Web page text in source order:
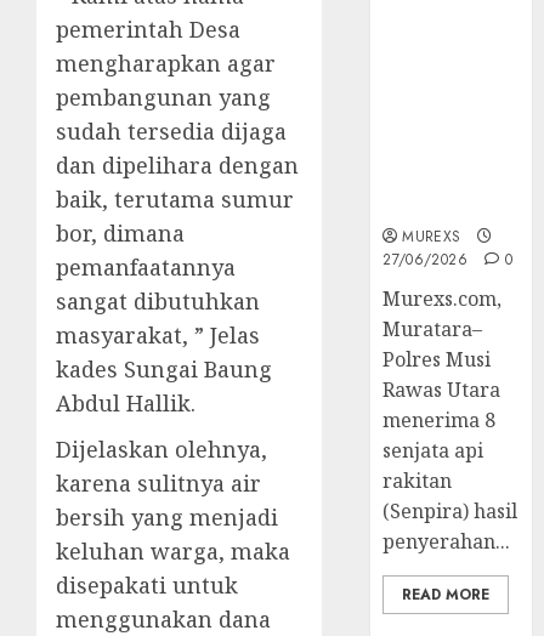
pemerintah Desa
mengharapkan agar
pembangunan yang
sudah tersedia dijaga
dan dipelihara dengan
baik, terutama sumur
bor, dimana
pemanfaatannya
sangat dibutuhkan
masyarakat, ” Jelas
kades Sungai Baung
Abdul Hallik.
Dijelaskan olehnya,
karena sulitnya air
bersih yang menjadi
keluhan warga, maka
disepakati untuk
menggunakan dana
MUREXS
27/06/2026
0
Murexs.com,
Muratara–
Polres Musi
Rawas Utara
menerima 8
senjata api
rakitan
(Senpira) hasil
penyerahan...
READ MORE